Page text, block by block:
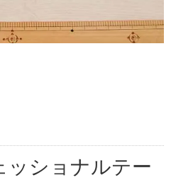
ショナルテー